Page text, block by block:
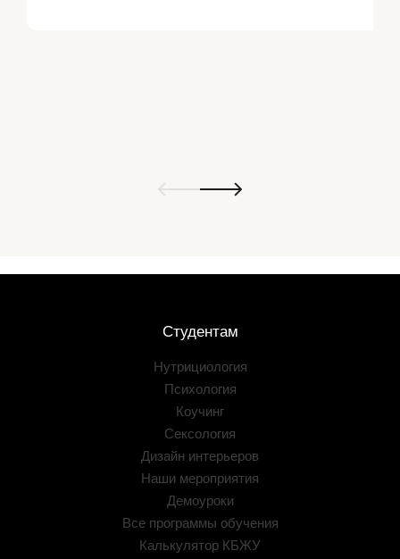
Студентам
Нутрициология
Психология
Коучинг
Сексология
Дизайн интерьеров
Наши мероприятия
Демоуроки
Все программы обучения
Калькулятор КБЖУ